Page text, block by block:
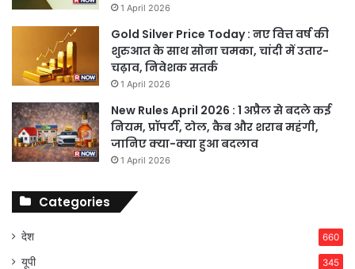
1 April 2026
Gold Silver Price Today : नए वित्त वर्ष की
शुरुआत के साथ सोना चमका, चांदी में उतार-
चढ़ाव, निवेशक सतर्क
1 April 2026
New Rules April 2026 : 1 अप्रैल से बदले कई
नियम, प्रॉपर्टी, टोल, कैब और शराब महंगी,
जानिए क्या-क्या हुआ बदलाव
1 April 2026
Categories
देश 660
यूपी 345